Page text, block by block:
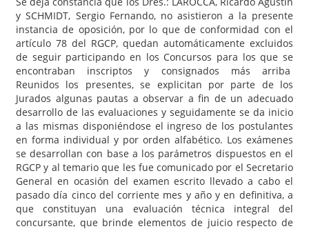
y SCHMIDT, Sergio Fernando, no asistieron a la presente
instancia de oposición, por lo que de conformidad con el
artículo 78 del RGCP, quedan automáticamente excluidos
de seguir participando en los Concursos para los que se
encontraban inscriptos y consignados más arriba
Reunidos los presentes, se explicitan por parte de los
Jurados algunas pautas a observar a fin de un adecuado
desarrollo de las evaluaciones y seguidamente se da inicio
a las mismas disponiéndose el ingreso de los postulantes
en forma individual y por orden alfabético. Los exámenes
se desarrollan con base a los parámetros dispuestos en el
RGCP y al temario que les fue comunicado por el Secretario
General en ocasión del examen escrito llevado a cabo el
pasado día cinco del corriente mes y año y en definitiva, a
que constituyan una evaluación técnica integral del
concursante, que brinde elementos de juicio respecto de